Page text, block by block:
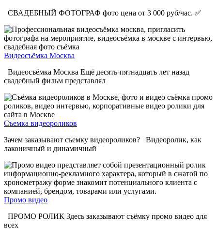
СВАДЕБНЫЙ ФОТОГРАФ фото цена от 3 000 руб/час. ✅
Видеосъёмка Москва
Видеосъёмка Москва Ещё десять-пятнадцать лет назад
свадебный фильм представлял
Съемка видеороликов
Зачем заказывают съемку видеороликов? Видеоролик, как
лаконичный и динамичный
Промо видео
ПРОМО РОЛИК Здесь заказывают съёмку промо видео для
всех